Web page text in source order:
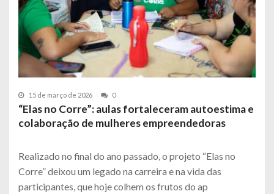
15 de março de 2026 0
“Elas no Corre”: aulas fortaleceram autoestima e
colaboração de mulheres empreendedoras
Realizado no final do ano passado, o projeto “Elas no
Corre” deixou um legado na carreira e na vida das
participantes, que hoje colhem os frutos do ap